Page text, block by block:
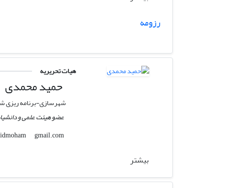
رزومه
هیات تحریریه
حمید محمدی
شهرسازی-برنامه ریزی
عضو هیئت علمی و
gmail.com
بیشتر